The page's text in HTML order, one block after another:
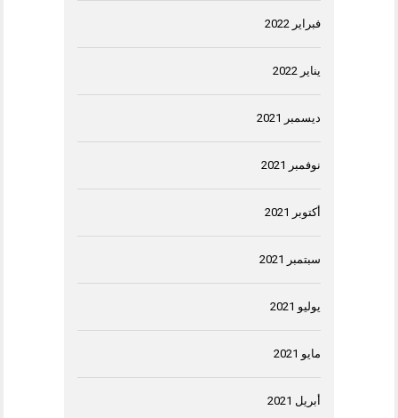
فبراير 2022
يناير 2022
ديسمبر 2021
نوفمبر 2021
أكتوبر 2021
سبتمبر 2021
يوليو 2021
مايو 2021
أبريل 2021